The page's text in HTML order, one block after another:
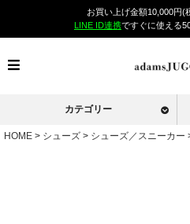
お買い上げ金額10,000円(
LINE ID連携ですぐに使える
カテゴリー
HOME シューズ シューズ／スニーカー